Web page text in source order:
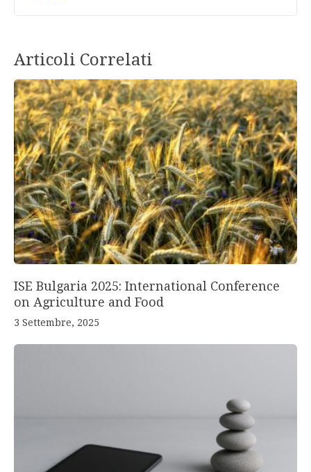
Articoli Correlati
ISE Bulgaria 2025: International Conference
on Agriculture and Food
3 Settembre, 2025